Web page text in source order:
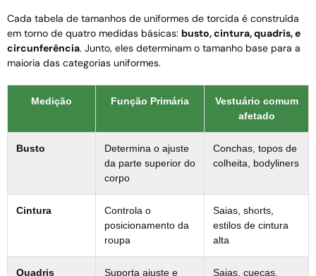
Cada tabela de tamanhos de uniformes de torcida é construída
em torno de quatro medidas básicas: busto, cintura, quadris, e
circunferência. Junto, eles determinam o tamanho base para a
maioria das categorias uniformes.
Medição Função Primária
Vestuário comum
afetado
Busto
Determina o ajuste
da parte superior do
corpo
Conchas, topos de
colheita, bodyliners
Cintura
Controla o
posicionamento da
roupa
Saias, shorts,
estilos de cintura
alta
Quadris
Suporta ajuste e
Saias, cuecas,